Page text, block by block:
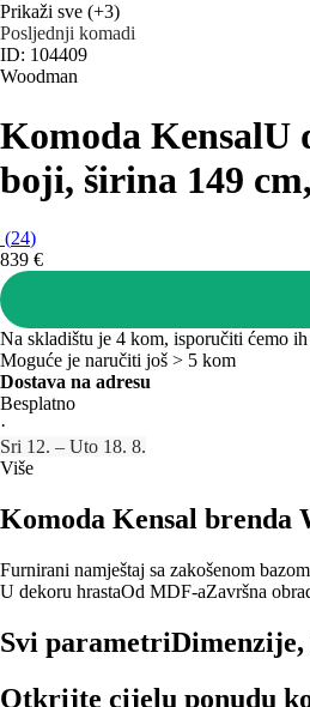
Prikaži sve (+3)
Posljednji komadi
ID: 104409
Woodman
Komoda KensalU
boji, širina 149
(24)
839 €
Na skladištu je 4 kom, isporučiti ćemo ih
Moguće je naručiti još > 5 kom
Dostava na adresu
Besplatno
·
Sri 12. – Uto 18. 8.
Više
Komoda Kensal brenda
Furnirani namještaj sa zakošenom
U dekoru hrastaOd MDF-aZavršna
Svi parametri
Otkrijte cijelu ponudu